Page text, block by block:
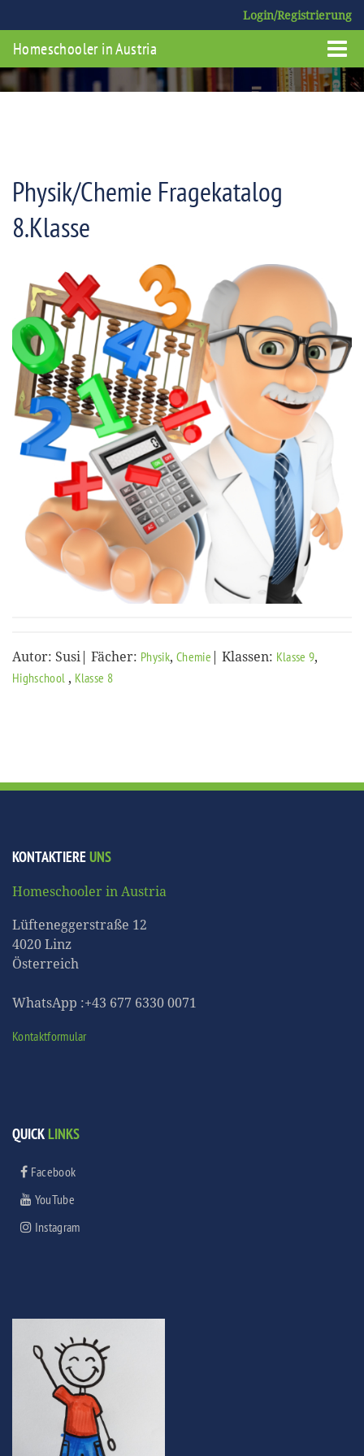
Login/Registrierung
Homeschooler in Austria
Physik/Chemie Fragekatalog
8.Klasse
Autor: Susi| Fächer: Physik, Chemie | Klassen: Klasse 9,
Highschool , Klasse 8
KONTAKTIEREUNS
Homeschooler in Austria
Lüfteneggerstraße 12
4020 Linz
Österreich
WhatsApp :+43 677 6330 0071
Kontaktformular
QUICKLINKS
Facebook
YouTube
Instagram